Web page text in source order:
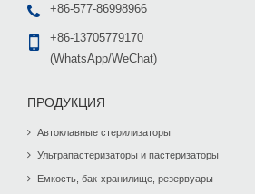
+86-577-86998966
+86-13705779170
(WhatsApp/WeChat)
ПРОДУКЦИЯ
Автоклавные стерилизаторы
Ультрапастеризаторы и пастеризаторы
Емкость, бак-хранилище, резервуары